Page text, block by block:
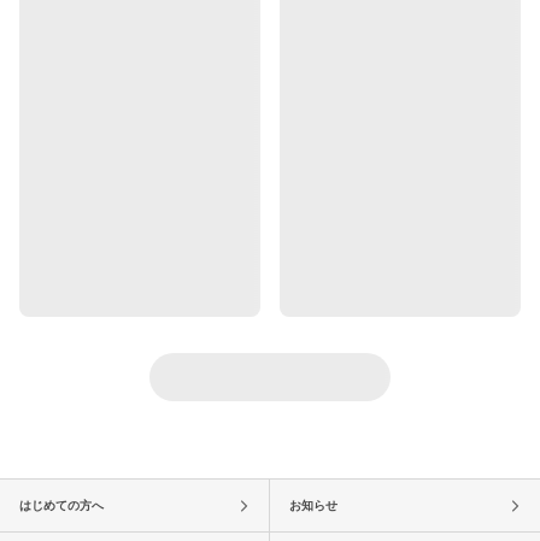
はじめての方へ お知らせ